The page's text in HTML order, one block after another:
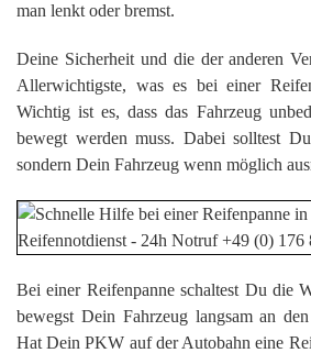
man lenkt oder bremst.
Deine Sicherheit und die der anderen
Allerwichtigste, was es bei einer
Wichtig ist es, dass das Fahrzeug
bewegt werden muss. Dabei solltest
sondern Dein Fahrzeug wenn möglich
Bei einer Reifenpanne schaltest Du die
bewegst Dein Fahrzeug langsam an
Hat Dein PKW auf der Autobahn eine